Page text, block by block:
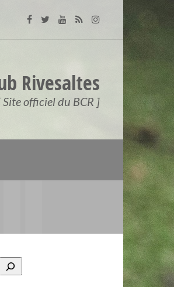
Rivesaltes
Site officiel du BCR ]